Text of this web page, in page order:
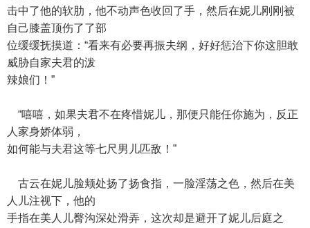
击中了他的软肋，他不动声色收回了手，然后在妮儿刚刚被
自己膝盖顶伤了了部
位缓缓抚摸道：“看来有必要再振夫纲，好好惩治下你这胆敢
威胁自家夫君的泼
辣娘们！”
“嘻嘻，如果夫君不在疼惜妮儿，那便只能任你施为，反正
人家身娇体弱，
如何能与夫君这等七尺男儿匹敌！”
古云在妮儿脸颊处扬了扬食指，一脸淫荡之色，然后在美
人儿注视下，他的
手指在美人儿臀沟深处滑弄，这次却是避开了妮儿后庭之